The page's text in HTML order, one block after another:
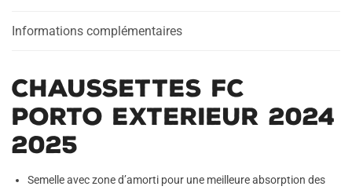
Informations complémentaires
Chaussettes FC
Porto Exterieur 2024
2025
Semelle avec zone d’amorti pour une meilleure absorption des